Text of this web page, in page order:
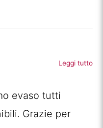
Leggi tutto
evaso tutti
Grazie per